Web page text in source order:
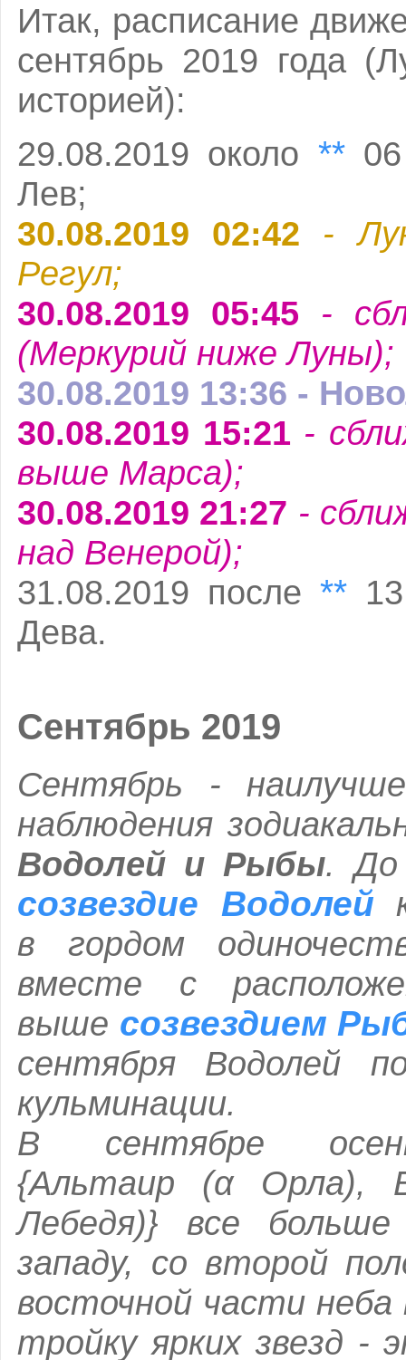
Итак, расписание
сентябрь 2019 года
историей):
29.08.2019 около **
Лев;
30.08.2019 02:42 -
Регул;
30.08.2019 05:45 -
(Меркурий ниже Луны);
30.08.2019 13:36 -
30.08.2019 15:21 -
выше Марса);
30.08.2019 21:27 -
над Венерой);
31.08.2019 после **13
Дева.
Сентябрь 2019
Сентябрь -
наблюдения
Водолей и Рыбы. До
созвездие Водолей
в гордом
вместе с
выше созвездием
сентября Водолей
кульминации.
В сентябре
{Альтаир (α Орла),
Лебедя)} все
западу, со второй
восточной части
тройку ярких звезд -